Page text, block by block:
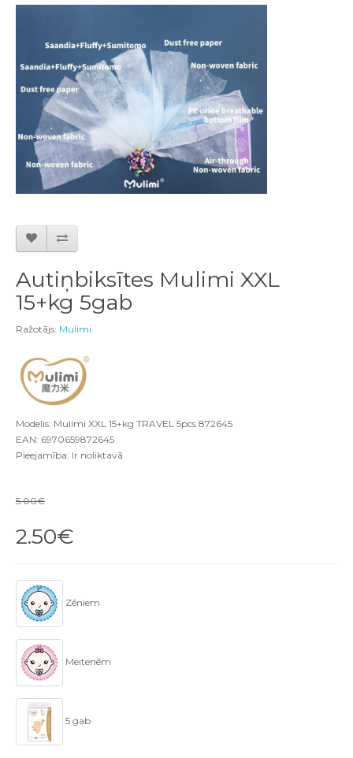
Autiņbiksītes Mulimi XXL
15+kg 5gab
Ražotājs: Mulimi
Modelis: Mulimi XXL 15+kg TRAVEL 5pcs 872645
EAN: 6970659872645
Pieejamība: Ir noliktavā
5.00€
2.50€
Zēniem
Meitenēm
5 gab